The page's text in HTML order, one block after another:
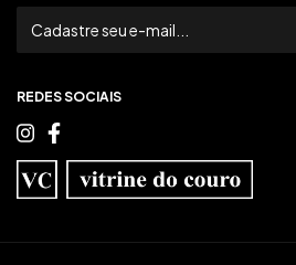
REDES SOCIAIS